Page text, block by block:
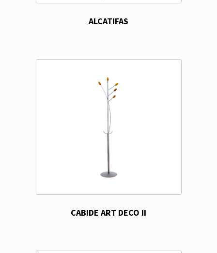
ALCATIFAS
CABIDE ART DECO II